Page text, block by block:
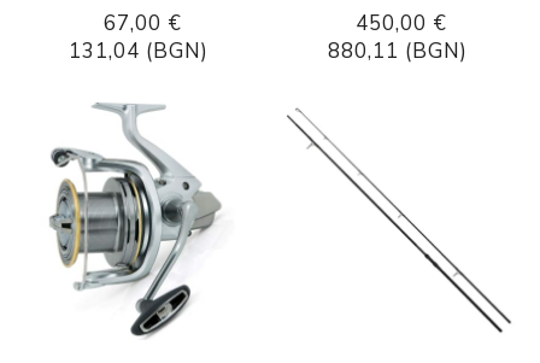
67,00 €
131,04 (BGN)
450,00 €
880,11 (BGN)